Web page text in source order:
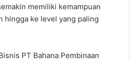
memiliki kemampuan
hingga ke level yang paling
PT Bahana Pembinaan